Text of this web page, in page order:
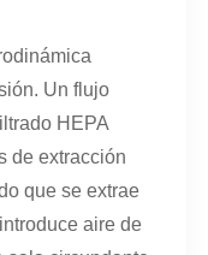
Un flujo
HEPA
de extracción
que se extrae
aire de